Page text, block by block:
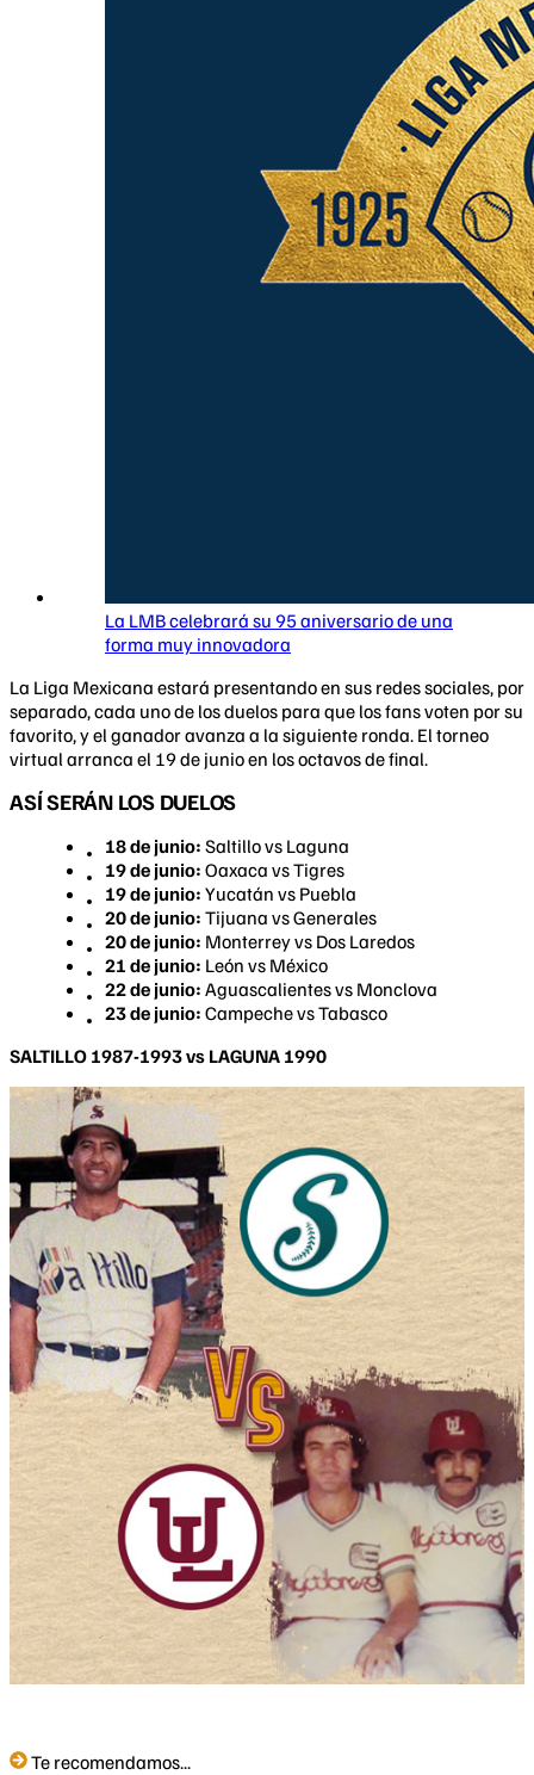
La LMB celebrará su 95 aniversario de una
forma muy innovadora
La Liga Mexicana estará presentando en sus redes sociales, por
separado, cada uno de los duelos para que los fans voten por su
favorito, y el ganador avanza a la siguiente ronda. El torneo
virtual arranca el 19 de junio en los octavos de final.
ASÍ SERÁN LOS DUELOS
18 de junio: Saltillo vs Laguna
19 de junio: Oaxaca vs Tigres
19 de junio: Yucatán vs Puebla
20 de junio: Tijuana vs Generales
20 de junio: Monterrey vs Dos Laredos
21 de junio: León vs México
22 de junio: Aguascalientes vs Monclova
23 de junio: Campeche vs Tabasco
SALTILLO 1987-1993 vs LAGUNA 1990
Te recomendamos...